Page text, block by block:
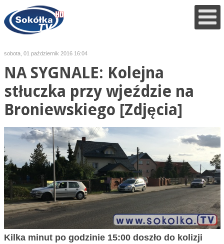
sobota, 01 październik 2016 16:04
NA SYGNALE: Kolejna
stłuczka przy wjeździe na
Broniewskiego [Zdjęcia]
Kilka minut po godzinie 15:00 doszło do kolizji